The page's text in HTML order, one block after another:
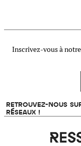
Inscrivez-vous à
RETROUVEZ-NOUS
RÉSEAUX !